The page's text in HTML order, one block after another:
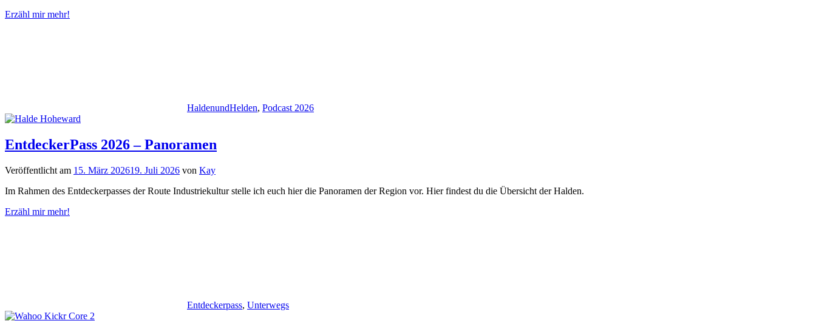
Erzähl mir mehr!
HaldenundHelden, Podcast 2026
EntdeckerPass 2026 – Panoramen
Veröffentlicht am 15. März 202619. Juli 2026 von Kay
Im Rahmen des Entdeckerpasses der Route Industriekultur stelle ich euch hier die Panoramen der Region vor. Hier findest du die Übersicht der Halden.
Erzähl mir mehr!
Entdeckerpass, Unterwegs